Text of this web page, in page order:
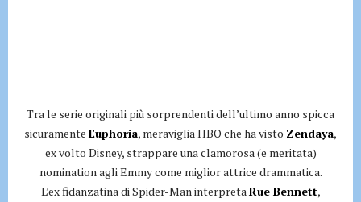
Tra le serie originali più sorprendenti dell’ultimo anno spicca
sicuramente Euphoria, meraviglia HBO che ha visto Zendaya,
ex volto Disney, strappare una clamorosa (e meritata)
nomination agli Emmy come miglior attrice drammatica.
L’ex fidanzatina di Spider-Man interpretaRue Bennett,